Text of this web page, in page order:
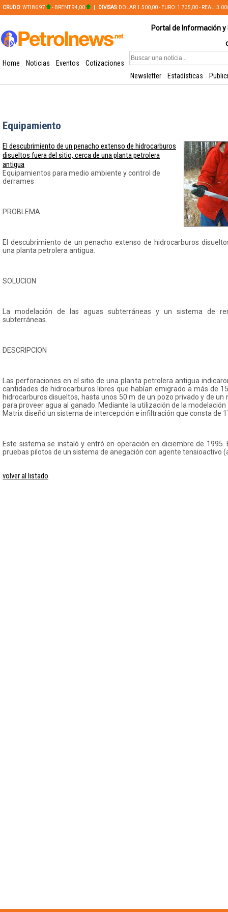
CRUDO: WTI 86,97 - BRENT 94,00 DIVISAS: DOLAR 1.500,00 - EURO: 1.735,00 - REAL:
Portal de Información
Home Noticias Eventos
Cotizaciones
Newsletter
Estadísticas
Equipamiento
El descubrimiento de un penacho extenso de hidrocarburos
disueltos fuera del sitio, cerca de una planta petrolera
antigua
Equipamientos para medio ambiente y control de
derrames
PROBLEMA
El descubrimiento de un penacho extenso de hidrocarburos
una planta petrolera antigua.
SOLUCION
La modelación de las aguas subterráneas y un sistema de
subterráneas.
DESCRIPCION
Las perforaciones en el sitio de una planta petrolera antigua
cantidades de hidrocarburos libres que habían emigrado a más de
hidrocarburos disueltos, hasta unos 50 m de un pozo privado y de
para proveer agua al ganado. Mediante la utilización de la
Matrix diseñó un sistema de intercepción e infiltración que consta de
Este sistema se instaló y entró en operación en diciembre de 1995.
pruebas pilotos de un sistema de anegación con agente tensioactivo
volver al listado